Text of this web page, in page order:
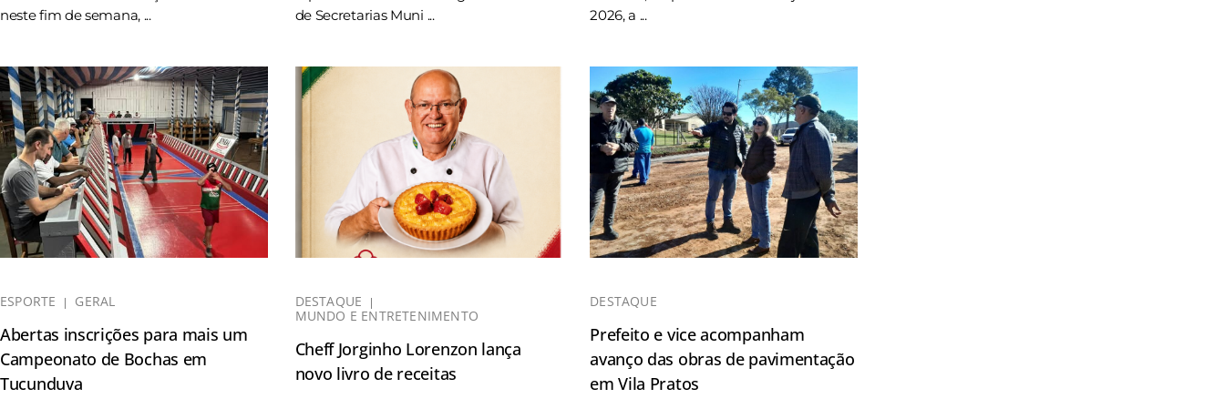
neste fim de semana, ...
de Secretarias Muni ...
2026, a ...
ESPORTE GERAL
Abertas inscrições para mais um
Campeonato de Bochas em
Tucunduva
DESTAQUE
MUNDO E ENTRETENIMENTO
Cheff Jorginho Lorenzon lança
novo livro de receitas
DESTAQUE
Prefeito e vice acompanham
avanço das obras de pavimentação
em Vila Pratos